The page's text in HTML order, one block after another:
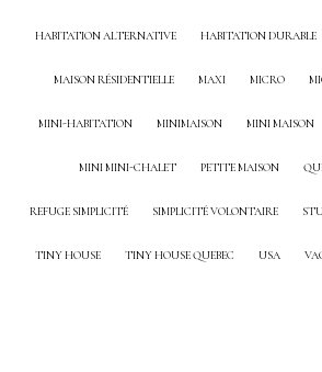
HABITATION ALTERNATIVE HABITATION DURABLE
MAISON RÉSIDENTIELLE MAXI MICRO
MINI-HABITATION MINIMAISON MINI MAISON
MINI MINI-CHALET PETITE MAISON
REFUGE SIMPLICITÉ SIMPLICITÉ VOLONTAIRE
TINY HOUSE TINY HOUSE QUEBEC USA